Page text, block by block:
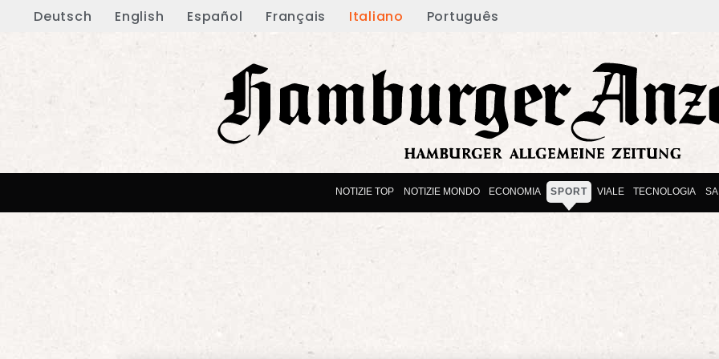
Deutsch English Español Français Italiano Português
NOTIZIE TOP NOTIZIE MONDO ECONOMIA SPORT VIALE TECNOLOGIA